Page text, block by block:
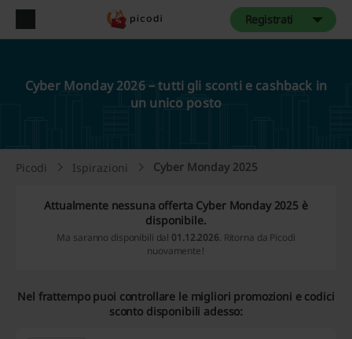
Registrati
Cyber Monday 2026 – tutti gli sconti e cashback in
un unico posto
Picodi Ispirazioni Cyber Monday 2025
Attualmente nessuna offerta Cyber Monday 2025 è
disponibile.
Ma saranno disponibili dal 01.12.2026. Ritorna da Picodi
nuovamente!
Nel frattempo puoi controllare le migliori promozioni e codici
sconto disponibili adesso: